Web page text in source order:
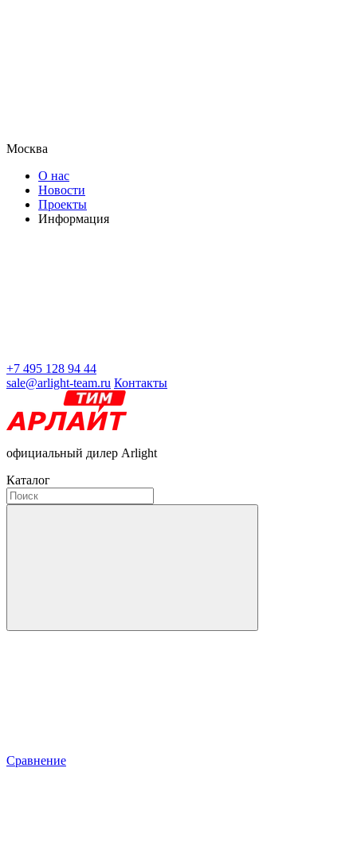
Москва
О нас
Новости
Проекты
Информация
+7 495 128 94 44
sale@arlight-team.ru Контакты
официальный дилер Arlight
Каталог
Сравнение